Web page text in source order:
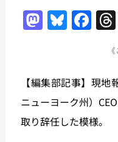
[ 2026
[ 2026
[ 2026
M
o
d
o
Bl
s
k
y
F
e
b
o
【編集部記事】現
ニューヨーク州）
取り辞任した模様。